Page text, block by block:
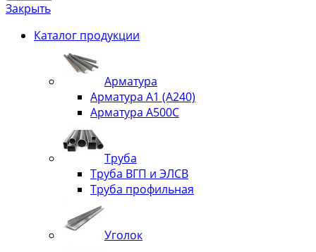
Закрыть
Каталог продукции
Арматура
Арматура А1 (А240)
Арматура А500С
Труба
Труба ВГП и ЭЛСВ
Труба профильная
Уголок